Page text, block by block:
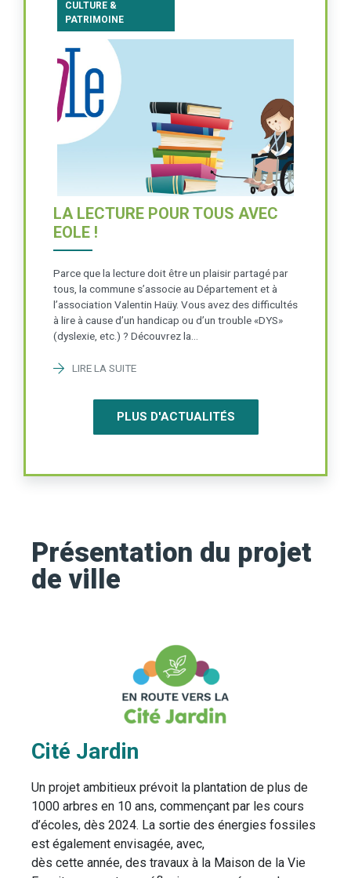
CULTURE &
PATRIMOINE
LA LECTURE POUR TOUS AVEC
EOLE !
Parce que la lecture doit être un plaisir partagé par
tous, la commune s’associe au Département et à
l’association Valentin Haüy. Vous avez des difficultés
à lire à cause d’un handicap ou d’un trouble «DYS»
(dyslexie, etc.) ? Découvrez la…
LIRE LA SUITE
PLUS D'ACTUALITÉS
Présentation du projet
de ville
Cité Jardin
Un projet ambitieux prévoit la plantation de plus de
1000 arbres en 10 ans, commençant par les cours
d’écoles, dès 2024. La sortie des énergies fossiles
est également envisagée, avec,
dès cette année, des travaux à la Maison de la Vie